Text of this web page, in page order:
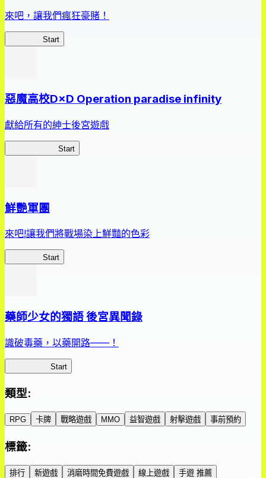
來吧，讓我們瘋狂豪賭！
Start
惡魔高校D×D Operation paradise infinity
獻給所有的紳士後宮遊戲
Start
鮮艷軍團
來吧!讓我們將戰場染上鮮豔的色彩
Start
藥師少女的獨語 後宮異聞錄
識破毒藥，以藥開路——！
Start
類型:
RPG 卡牌 戰略遊戲 MMO 益智遊戲 射擊遊戲 事前預約
標籤:
排行 新遊戲 消磨時間免費遊戲 線上遊戲
手遊 推薦